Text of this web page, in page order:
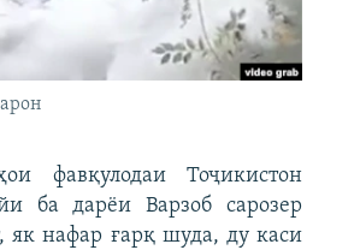
фавқулодаи Тоҷикистон
ба дарёи Варзоб сарозер
як нафар ғарқ шуда, ду каси